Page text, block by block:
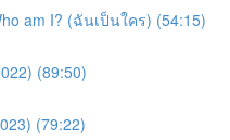
am I? (ฉันเป็นใคร) (54:15)
(89:50)
(79:22)